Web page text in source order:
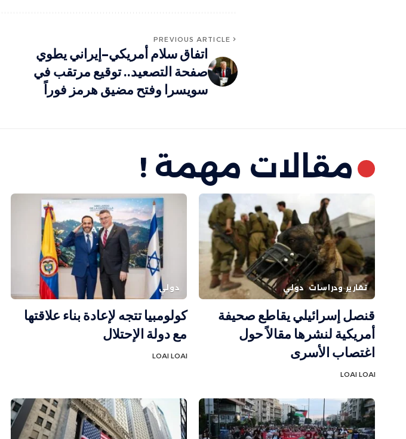
PREVIOUS ARTICLE
اتفاق سلام أمريكي–إيراني يطوي
صفحة التصعيد.. توقيع مرتقب في
سويسرا وفتح مضيق هرمز فوراً
مقالات مهمة !
تقارير ودراسات دولي
قنصل إسرائيلي يقاطع صحيفة
أمريكية لنشرها مقالاً حول
اغتصاب الأسرى
LOAI LOAI
دولي
كولومبيا تتجه لإعادة بناء علاقتها
مع دولة الإحتلال
LOAI LOAI